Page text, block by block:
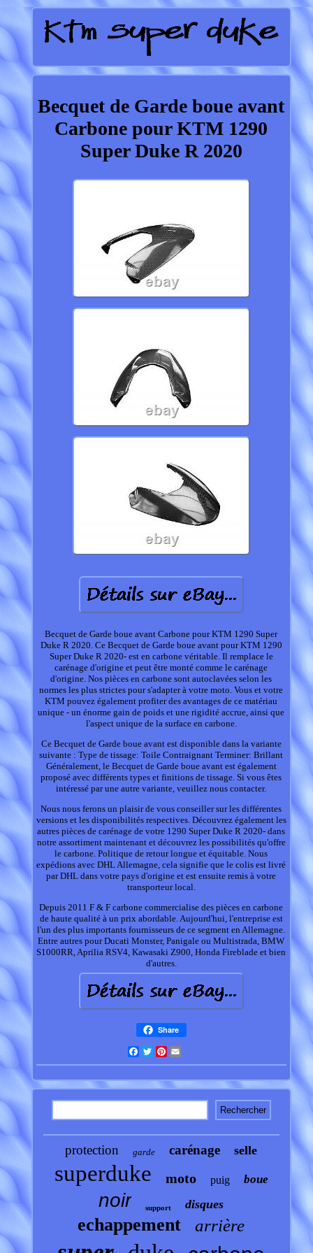
Becquet de Garde boue avant
Carbone pour KTM 1290
Super Duke R 2020
Becquet de Garde boue avant Carbone pour KTM 1290 Super
Duke R 2020. Ce Becquet de Garde boue avant pour KTM 1290
Super Duke R 2020- est en carbone véritable. Il remplace le
carénage d'origine et peut être monté comme le carénage
d'origine. Nos pièces en carbone sont autoclavées selon les
normes les plus strictes pour s'adapter à votre moto. Vous et votre
KTM pouvez également profiter des avantages de ce matériau
unique - un énorme gain de poids et une rigidité accrue, ainsi que
l'aspect unique de la surface en carbone.
Ce Becquet de Garde boue avant est disponible dans la variante
suivante : Type de tissage: Toile Contraignant Terminer: Brillant
Généralement, le Becquet de Garde boue avant est également
proposé avec différents types et finitions de tissage. Si vous êtes
intéressé par une autre variante, veuillez nous contacter.
Nous nous ferons un plaisir de vous conseiller sur les différentes
versions et les disponibilités respectives. Découvrez également les
autres pièces de carénage de votre 1290 Super Duke R 2020- dans
notre assortiment maintenant et découvrez les possibilités qu'offre
le carbone. Politique de retour longue et équitable. Nous
expédions avec DHL Allemagne, cela signifie que le colis est livré
par DHL dans votre pays d'origine et est ensuite remis à votre
transporteur local.
Depuis 2011 F & F carbone commercialise des pièces en carbone
de haute qualité à un prix abordable. Aujourd'hui, l'entreprise est
l'un des plus importants fournisseurs de ce segment en Allemagne.
Entre autres pour Ducati Monster, Panigale ou Multistrada, BMW
S1000RR, Aprilia RSV4, Kawasaki Z900, Honda Fireblade et bien
d'autres.
Share
Facebook
TwitterPinterest
protection garde carénage selle
superduke moto puig boue
noir support disques
echappement arrière